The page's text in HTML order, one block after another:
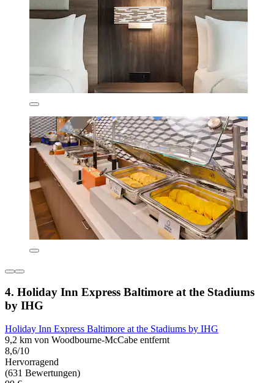
4. Holiday Inn Express Baltimore at the Stadiums
by IHG
Holiday Inn Express Baltimore at the Stadiums by IHG
9,2 km von Woodbourne-McCabe entfernt
8,6/10
Hervorragend
(631 Bewertungen)